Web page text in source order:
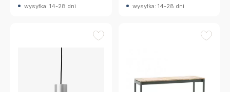
wysyłka: 14-28 dni wysyłka: 14-28 dni